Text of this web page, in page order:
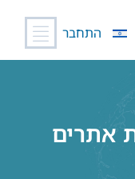
התחבר
אתרים